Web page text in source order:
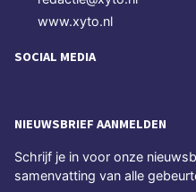
www.xyto.nl
SOCIAL MEDIA
NIEUWSBRIEF AANMELDEN
Schrijf je in voor onze
samenvatting van alle